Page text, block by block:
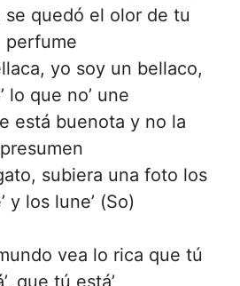
se quedó el olor de tu
perfume
yo soy un bellaco,
lo que no’ une
está buenota y no la
presumen
subiera una foto los
y los lune’ (So)
vea lo rica que tú
que tú está’